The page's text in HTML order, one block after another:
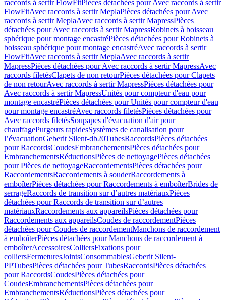
raccords à sertir FlowFitPièces détachées pour Avec raccords à sertir
FlowFitAvec raccords à sertir MeplaPièces détachées pour Avec
raccords à sertir MeplaAvec raccords à sertir MapressPièces
détachées pour Avec raccords à sertir MapressRobinets à boisseau
sphérique pour montage encastréPièces détachées pour Robinets à
boisseau sphérique pour montage encastréAvec raccords à sertir
FlowFitAvec raccords à sertir MeplaAvec raccords à sertir
MapressPièces détachées pour Avec raccords à sertir MapressAvec
raccords filetésClapets de non retourPièces détachées pour Clapets
de non retourAvec raccords à sertir MapressPièces détachées pour
Avec raccords à sertir MapressUnités pour compteur d'eau pour
montage encastréPièces détachées pour Unités pour compteur d'eau
pour montage encastréAvec raccords filetésPièces détachées pour
Avec raccords filetésSoupapes d'évacuation d'air pour
chauffagePurgeurs rapidesSystèmes de canalisation pour
l’évacuationGeberit Silent-db20TubesRaccordsPièces détachées
pour RaccordsCoudesEmbranchementsPièces détachées pour
EmbranchementsRéductionsPièces de nettoyagePièces détachées
pour Pièces de nettoyageRaccordementsPièces détachées pour
RaccordementsRaccordements à souderRaccordements à
emboîterPièces détachées pour Raccordements à emboîterBrides de
serrageRaccords de transition sur d’autres matériauxPièces
détachées pour Raccords de transition sur d’autres
matériauxRaccordements aux appareilsPièces détachées pour
Raccordements aux appareilsCoudes de raccordementPièces
détachées pour Coudes de raccordementManchons de raccordement
à emboîterPièces détachées pour Manchons de raccordement à
emboîterAccessoiresColliersFixations pour
colliersFermeturesJointsConsommablesGeberit Silent-
PPTubesPièces détachées pour TubesRaccordsPièces détachées
pour RaccordsCoudesPièces détachées pour
CoudesEmbranchementsPièces détachées pour
EmbranchementsRéductionsPièces détachées pour